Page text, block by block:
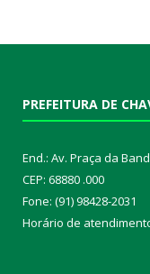
PREFEITURA DE
End.: Av. Praça da
CEP: 68880 .000
Fone: (91) 98428-2031
Horário de